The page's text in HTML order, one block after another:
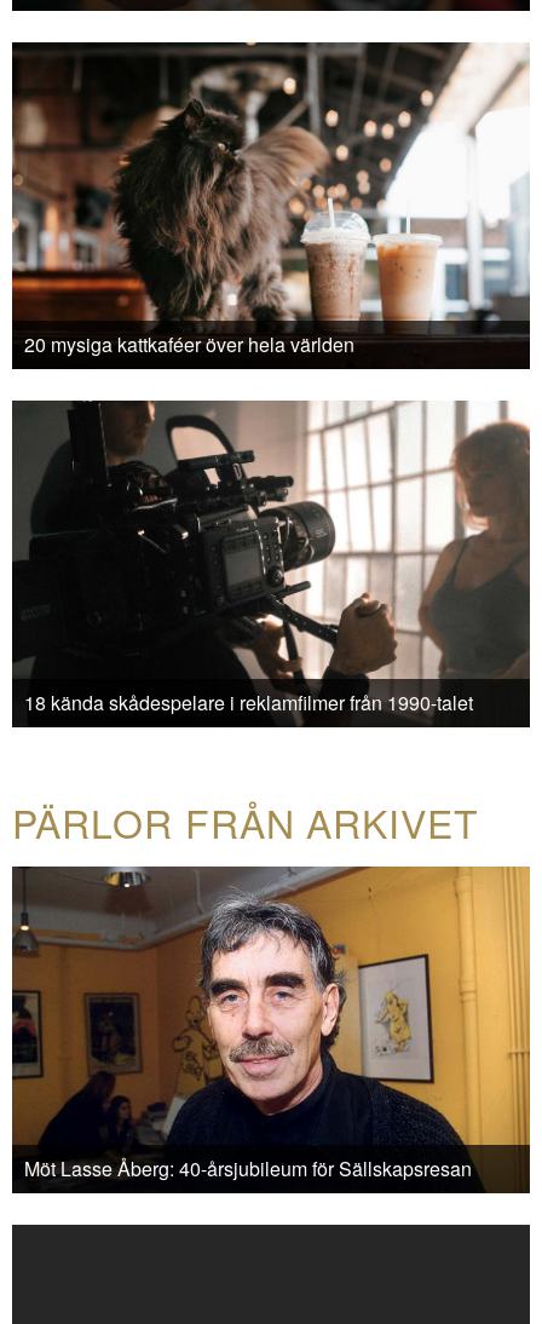
20 mysiga kattkaféer över hela världen
18 kända skådespelare i reklamfilmer från 1990-talet
PÄRLOR FRÅN ARKIVET
Möt Lasse Åberg: 40-årsjubileum för Sällskapsresan